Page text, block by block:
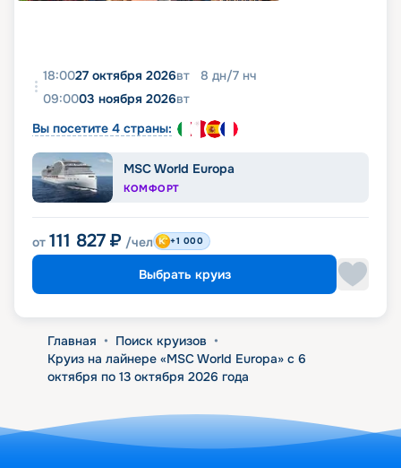
18:0027 октября 2026вт 8 дн/7 нч
09:0003 ноября 2026вт
Вы посетите 4 страны:
MSC World Europa
КОМФОРТ
от 111 827 ₽ /чел +1 000
Выбрать круиз
Главная • Поиск круизов •
Круиз на лайнере «MSC World Europa» с 6
октября по 13 октября 2026 года